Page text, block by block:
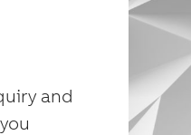
and